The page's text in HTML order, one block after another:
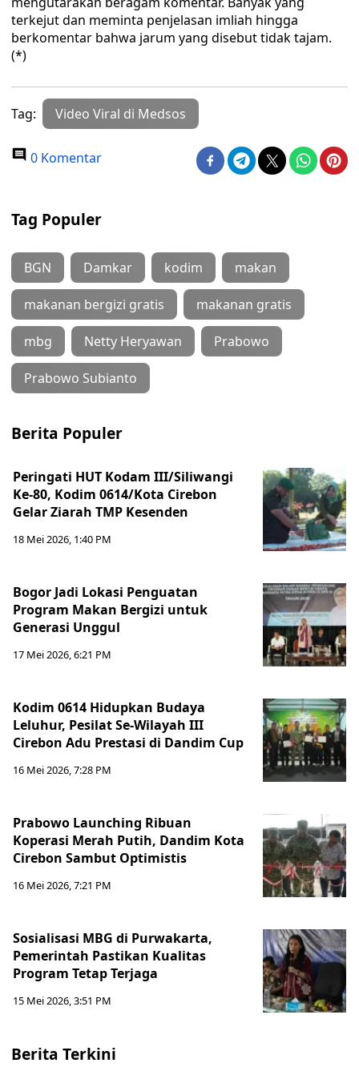
terkejut dan meminta penjelasan imliah hingga
berkomentar bahwa jarum yang disebut tidak tajam.
(*)
Tag: Video Viral di Medsos
0 Komentar
Tag Populer
BGN Damkar kodim makan
makanan bergizi gratis makanan gratis
mbg Netty Heryawan Prabowo
Prabowo Subianto
Berita Populer
Peringati HUT Kodam III/Siliwangi
Ke-80, Kodim 0614/Kota Cirebon
Gelar Ziarah TMP Kesenden
18 Mei 2026, 1:40 PM
Bogor Jadi Lokasi Penguatan
Program Makan Bergizi untuk
Generasi Unggul
17 Mei 2026, 6:21 PM
Kodim 0614 Hidupkan Budaya
Leluhur, Pesilat Se-Wilayah III
Cirebon Adu Prestasi di Dandim Cup
16 Mei 2026, 7:28 PM
Prabowo Launching Ribuan
Koperasi Merah Putih, Dandim Kota
Cirebon Sambut Optimistis
16 Mei 2026, 7:21 PM
Sosialisasi MBG di Purwakarta,
Pemerintah Pastikan Kualitas
Program Tetap Terjaga
15 Mei 2026, 3:51 PM
Berita Terkini